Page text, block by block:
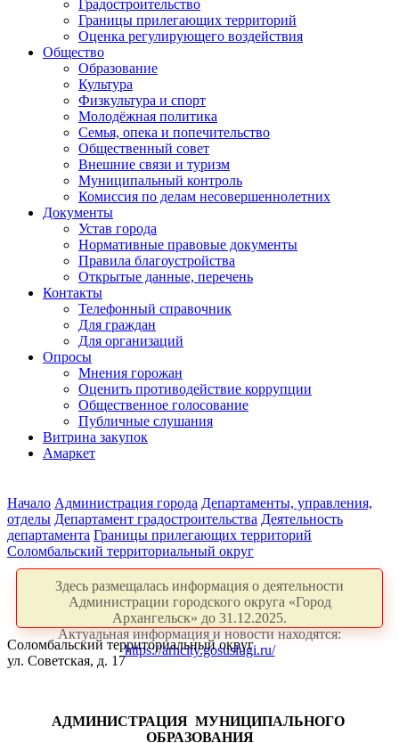
Градостроительство
Границы прилегающих территорий
Оценка регулирующего воздействия
Общество
Образование
Культура
Физкультура и спорт
Молодёжная политика
Семья, опека и попечительство
Общественный совет
Внешние связи и туризм
Муниципальный контроль
Комиссия по делам несовершеннолетних
Документы
Устав города
Нормативные правовые документы
Правила благоустройства
Открытые данные, перечень
Контакты
Телефонный справочник
Для граждан
Для организаций
Опросы
Мнения горожан
Оценить противодействие коррупции
Общественное голосование
Публичные слушания
Витрина закупок
Амаркет
Начало Администрация города Департаменты, управления,
отделы Департамент градостроительства Деятельность
департамента Границы прилегающих территорий
Соломбальский территориальный округ
Здесь размещалась информация о деятельности
Администрации городского округа «Город
Архангельск» до 31.12.2025.
Актуальная информация и новости находятся:
https://arhcity.gosuslugi.ru/
Соломбальский территориальный округ
ул. Советская, д. 17
АДМИНИСТРАЦИЯ МУНИЦИПАЛЬНОГО
ОБРАЗОВАНИЯ